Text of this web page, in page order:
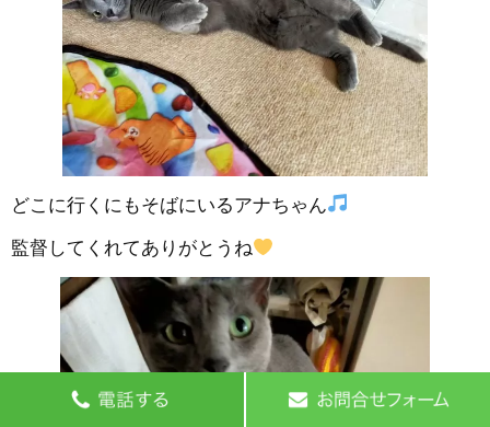
どこに行くにもそばにいるアナちゃん
監督してくれてありがとうね